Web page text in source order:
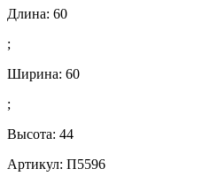
Длина: 60
;
Ширина: 60
;
Высота: 44
Артикул: П5596